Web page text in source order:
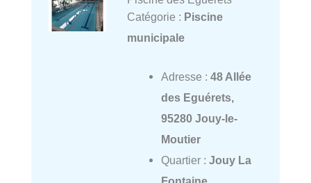
Catégorie : Piscine
municipale
Adresse : 48 Allée
des Eguérets,
95280 Jouy-le-
Moutier
Quartier : Jouy La